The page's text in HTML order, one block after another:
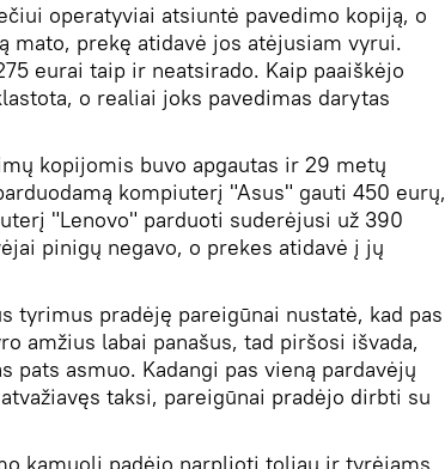
operatyviai atsiuntė pavedimo kopiją, o
mato, prekę atidavė jos atėjusiam vyrui.
eurai taip ir neatsirado. Kaip paaiškėjo
o realiai joks pavedimas darytas
kopijomis buvo apgautas ir 29 metų
kompiuterį "Asus" gauti 450 eurų,
"Lenovo" parduoti suderėjusi už 390
pinigų negavo, o prekes atidavė į jų
tyrimus pradėję pareigūnai nustatė, kad pas
amžius labai panašus, tad piršosi išvada,
pats asmuo. Kadangi pas vieną pardavėjų
taksi, pareigūnai pradėjo dirbti su